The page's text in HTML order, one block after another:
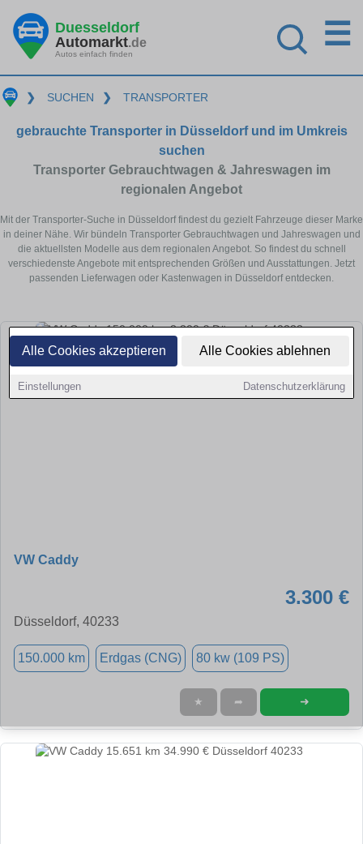
Alle Cookies akzeptieren Alle Cookies ablehnen
Einstellungen Datenschutzerklärung
Duesseldorf
Automarkt.de
Autos einfach finden
☰
❯ SUCHEN ❯ TRANSPORTER
gebrauchte Transporter in Düsseldorf und im Umkreis
suchen
Transporter Gebrauchtwagen & Jahreswagen im
regionalen Angebot
Mit der Transporter-Suche in Düsseldorf findest du gezielt Fahrzeuge dieser Marke
in deiner Nähe. Wir bündeln Transporter Gebrauchtwagen und Jahreswagen und
die aktuellsten Modelle aus dem regionalen Angebot. So findest du schnell
verschiedenste Angebote mit entsprechenden Größen und Ausstattungen. Jetzt
passenden Lieferwagen oder Kastenwagen in Düsseldorf entdecken.
VW Caddy
3.300 €
Düsseldorf, 40233
150.000 km Erdgas (CNG) 80 kw (109 PS)
★ ➦ ➜